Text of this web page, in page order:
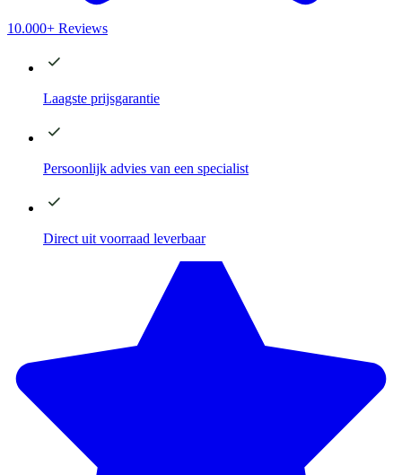
10.000+ Reviews
Laagste prijsgarantie
Persoonlijk advies van een specialist
Direct uit voorraad leverbaar